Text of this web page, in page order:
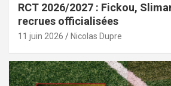
RCT 2026/2027 : Fickou,
recrues officialisées
11 juin 2026 Nicolas Dupre